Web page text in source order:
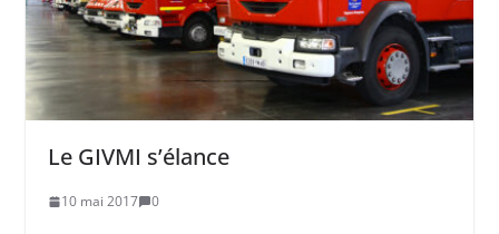
Le GIVMI s’élance
10 mai 2017 0